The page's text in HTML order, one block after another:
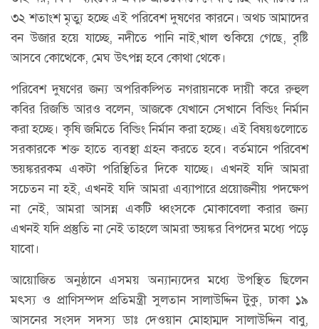
৩২ শতাংশ মৃত্যু হচ্ছে এই পরিবেশ দুষণের কারনে। অথচ আমাদের
বন উজার হয়ে যাচ্ছে, নদীতে পানি নাই,খাল শুকিয়ে গেছে, বৃষ্টি
আসবে কোত্থেকে, মেঘ উৎপন্ন হবে কোথা থেকে।
পরিবেশ দুষণের জন্য অপরিকল্পিত নগরায়নকে দায়ী করে রুহুল
কবির রিজভি আরও বলেন, আজকে যেখানে সেখানে বিল্ডিং নির্মান
করা হচ্ছে। কৃষি জমিতে বিল্ডিং নির্মান করা হচ্ছে। এই বিষয়গুলোতে
সরকারকে শক্ত হাতে ব্যবস্থা গ্রহন করতে হবে। বর্তমানে পরিবেশ
ভয়ঙ্কররকম একটা পরিস্থিতির দিকে যাচ্ছে। এখনই যদি আমরা
সচেতন না হই, এখনই যদি আমরা এব্যাপারে প্রয়োজনীয় পদক্ষেপ
না নেই, আমরা আসন্ন একটি ধ্বংসকে মোকাবেলা করার জন্য
এখনই যদি প্রস্তুতি না নেই তাহলে আমরা ভয়ঙ্কর বিপদের মধ্যে পড়ে
যাবো।
আয়োজিত অনুষ্ঠানে এসময় অন্যান্যদের মধ্যে উপস্থিত ছিলেন
মৎস্য ও প্রাণিসম্পদ প্রতিমন্ত্রী সুলতান সালাউদ্দিন টুকু, ঢাকা ১৯
আসনের সংসদ সদস্য ডাঃ দেওয়ান মোহাম্মদ সালাউদ্দিন বাবু,